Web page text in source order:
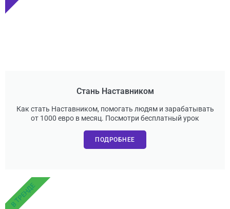
Стань Наставником
Как стать Наставником, помогать людям и зарабатывать
от 1000 евро в месяц. Посмотри бесплатный урок
ПОДРОБНЕЕ
В ТРЕНДЕ